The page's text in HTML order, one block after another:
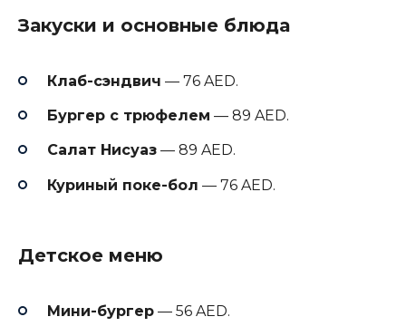
Закуски и основные блюда
Клаб-сэндвич — 76 AED.
Бургер с трюфелем — 89 AED.
Салат Нисуаз — 89 AED.
Куриный поке-бол — 76 AED.
Детское меню
Мини-бургер — 56 AED.